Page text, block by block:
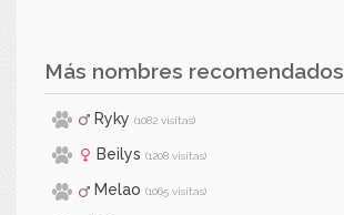
Más nombres recomendados
Ryky (1082 visitas)
Beilys (1208 visitas)
Melao (1065 visitas)